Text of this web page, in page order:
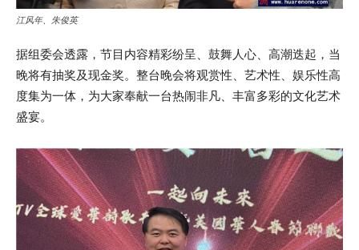
江风年、朱俊英
据组委会透露，节目内容精彩纷呈、鼓舞人心、高潮迭起，当
晚将有抽奖及现金奖。整台晚会将观赏性、艺术性、娱乐性高
度集为一体，为大家奉献一台热闹非凡、丰富多彩的文化艺术
盛宴。